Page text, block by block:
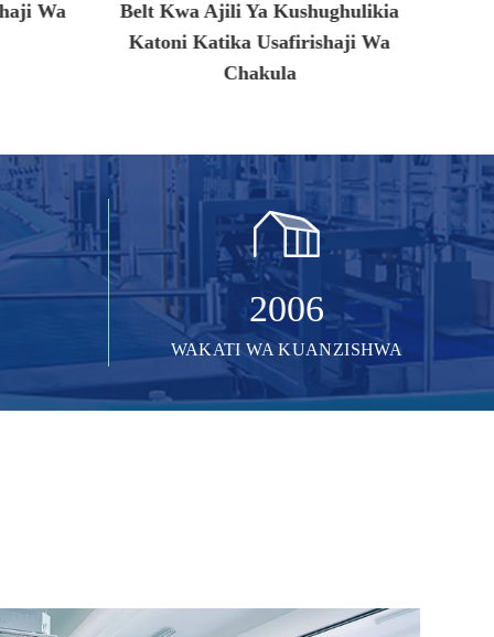
Wa
Plastiki Kinachonyumbulika Kwa
Ufungashaji Wa Chakula Na
Uzalishaji Wa Viungo
2006
WAKATI WA KUANZISHWA